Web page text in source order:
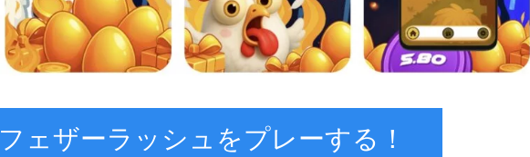
フェザーラッシュをプレーする！